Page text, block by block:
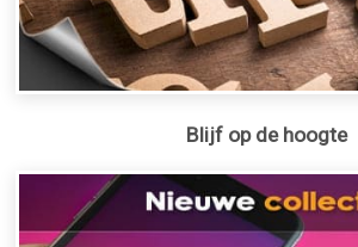
Blijf op de hoogte